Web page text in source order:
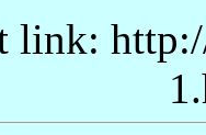
link: